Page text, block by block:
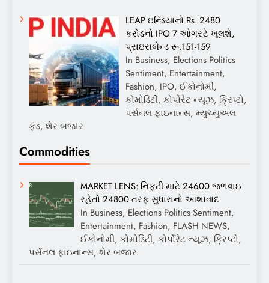
LEAP ઇન્ડિયાનો Rs. 2480
કરોડનો IPO 7 ઓગસ્ટે ખૂલશે,
પ્રાઇસબેન્ડ રૂ.151-159
In Business, Elections Politics
Sentiment, Entertainment,
Fashion, IPO, ઈકોનોમી,
કોમોડિટી, કોર્પોરેટ ન્યૂઝ, ક્રિપ્ટો,
પર્સનલ ફાઇનાન્સ, મ્યુચ્યુઅલ
ફંડ, શેર બજાર
Commodities
MARKET LENS: નિફ્ટી માટે 24600 જળવાઇ
રહેતો 24800 તરફ સુધારાનો આશાવાદ
In Business, Elections Politics Sentiment,
Entertainment, Fashion, FLASH NEWS,
ઈકોનોમી, કોમોડિટી, કોર્પોરેટ ન્યૂઝ, ક્રિપ્ટો,
પર્સનલ ફાઇનાન્સ, શેર બજાર